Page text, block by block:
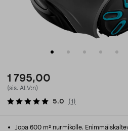
1 795,00
(sis. ALV:n)
5.0 (1 )
Jopa 600 m² nurmikolle.